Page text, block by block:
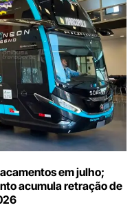
em julho;
acumula retração de